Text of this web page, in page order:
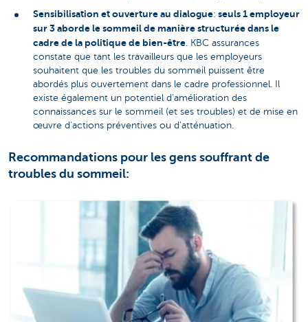
Sensibilisation et ouverture au dialogue: seuls 1 employeur
sur 3 aborde le sommeil de manière structurée dans le
cadre de la politique de bien-être . KBC assurances
constate que tant les travailleurs que les employeurs
souhaitent que les troubles du sommeil puissent être
abordés plus ouvertement dans le cadre professionnel. Il
existe également un potentiel d’amélioration des
connaissances sur le sommeil (et ses troubles) et de mise en
œuvre d’actions préventives ou d’atténuation.
Recommandations pour les gens souffrant de
troubles du sommeil: